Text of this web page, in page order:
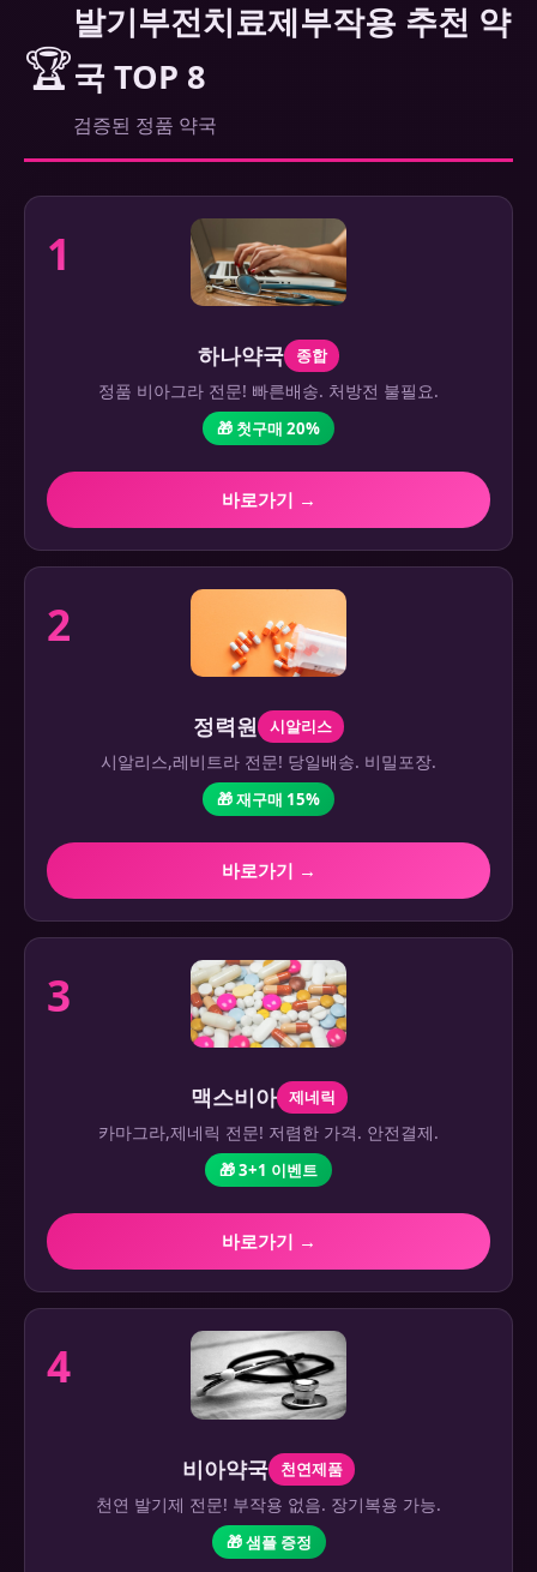
🏆
발기부전치료제부작용 추천 약
국 TOP 8
검증된 정품 약국
1
하나약국 종합
정품 비아그라 전문! 빠른배송. 처방전 불필요.
🎁 첫구매 20%
바로가기 →
2
정력원 시알리스
시알리스,레비트라 전문! 당일배송. 비밀포장.
🎁 재구매 15%
바로가기 →
3
맥스비아 제네릭
카마그라,제네릭 전문! 저렴한 가격. 안전결제.
🎁 3+1 이벤트
바로가기 →
4
비아약국 천연제품
천연 발기제 전문! 부작용 없음. 장기복용 가능.
🎁 샘플 증정